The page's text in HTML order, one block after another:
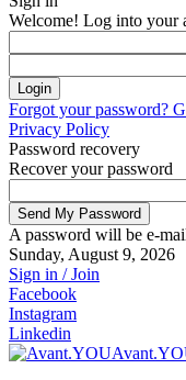
Welcome! Log into your
Forgot your password?
Privacy Policy
Password recovery
Recover your password
A password will be e-
Sunday, August 9, 2026
Sign in / Join
Facebook
Instagram
Linkedin